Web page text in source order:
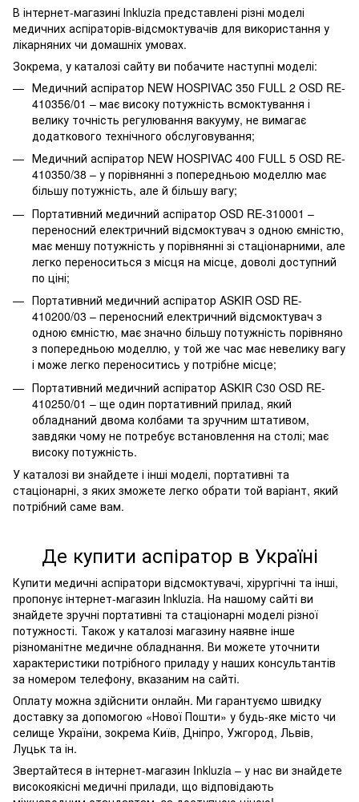
В інтернет-магазині Іnkluzia представлені різні моделі
медичних аспіраторів-відсмоктувачів для використання у
лікарняних чи домашніх умовах.
Зокрема, у каталозі сайту ви побачите наступні моделі:
Медичний аспіратор NEW HOSPIVAC 350 FULL 2 OSD RE-
410356/01 – має високу потужність всмоктування і
велику точність регулювання вакууму, не вимагає
додаткового технічного обслуговування;
Медичний аспіратор NEW HOSPIVAC 400 FULL 5 OSD RE-
410350/38 – у порівнянні з попередньою моделлю має
більшу потужність, але й більшу вагу;
Портативний медичний аспіратор OSD RE-310001 –
переносний електричний відсмоктувач з одною ємністю,
має меншу потужність у порівнянні зі стаціонарними, але
легко переноситься з місця на місце, доволі доступний
по ціні;
Портативний медичний аспіратор ASKIR OSD RE-
410200/03 – переносний електричний відсмоктувач з
одною ємністю, має значно більшу потужність порівняно
з попередньою моделлю, у той же час має невелику вагу
і може легко переноситись у потрібне місце;
Портативний медичний аспіратор ASKIR С30 OSD RE-
410250/01 – ще один портативний прилад, який
обладнаний двома колбами та зручним штативом,
завдяки чому не потребує встановлення на столі; має
високу потужність.
У каталозі ви знайдете і інші моделі, портативні та
стаціонарні, з яких зможете легко обрати той варіант, який
потрібний саме вам.
Де купити аспіратор в Україні
Купити медичні аспіратори відсмоктувачі, хірургічні та інші,
пропонує інтернет-магазин Іnkluzia. На нашому сайті ви
знайдете зручні портативні та стаціонарні моделі різної
потужності. Також у каталозі магазину наявне інше
різноманітне медичне обладнання. Ви можете уточнити
характеристики потрібного приладу у наших консультантів
за номером телефону, вказаним на сайті.
Оплату можна здійснити онлайн. Ми гарантуємо швидку
доставку за допомогою «Нової Пошти» у будь-яке місто чи
селище України, зокрема Київ, Дніпро, Ужгород, Львів,
Луцьк та ін.
Звертайтеся в інтернет-магазин Inkluzia – у нас ви знайдете
високоякісні медичні прилади, що відповідають